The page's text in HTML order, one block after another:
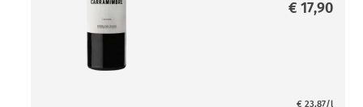
€ 17,90
€ 23,87/l